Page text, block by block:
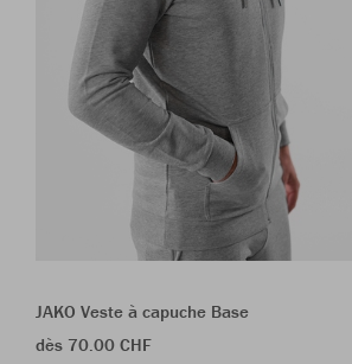
JAKO Veste à capuche Base
dès 70.00 CHF